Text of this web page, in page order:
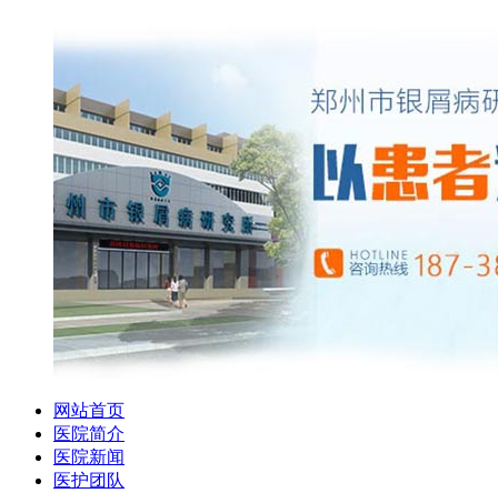
网站首页
医院简介
医院新闻
医护团队